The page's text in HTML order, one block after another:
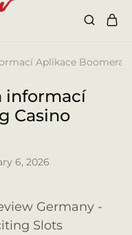
Aplikace
informací
Casino
6, 2026